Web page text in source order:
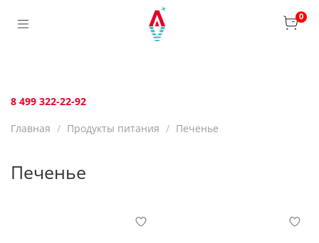
0
Главная Продукты питания Печенье
Печенье
8 499 322-22-92